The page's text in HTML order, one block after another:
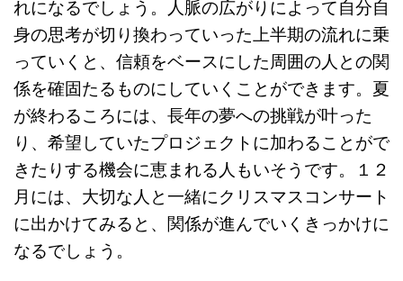
れになるでしょう。人脈の広がりによって自分自
身の思考が切り換わっていった上半期の流れに乗
っていくと、信頼をベースにした周囲の人との関
係を確固たるものにしていくことができます。夏
が終わるころには、長年の夢への挑戦が叶った
り、希望していたプロジェクトに加わることがで
きたりする機会に恵まれる人もいそうです。１２
月には、大切な人と一緒にクリスマスコンサート
に出かけてみると、関係が進んでいくきっかけに
なるでしょう。